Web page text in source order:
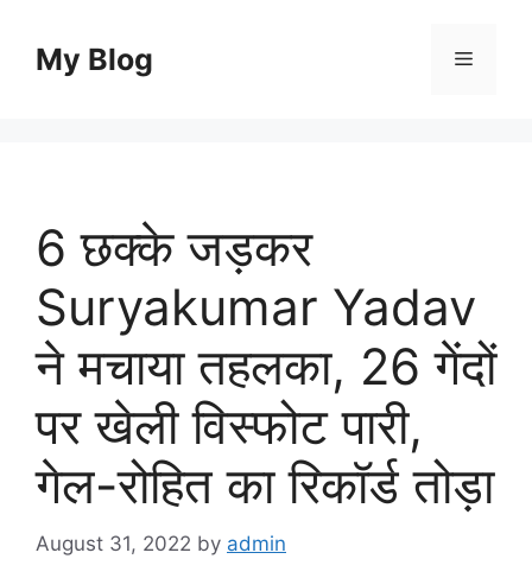
contentMy Blog Menu
6 छक्के जड़कर
Suryakumar Yadav
ने मचाया तहलका, 26 गेंदों
पर खेली विस्फोट पारी,
गेल-रोहित का रिकॉर्ड तोड़ा
August 31, 2022 by admin